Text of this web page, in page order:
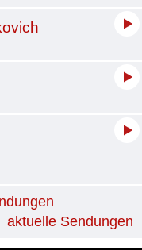
aktuelle Sendungen